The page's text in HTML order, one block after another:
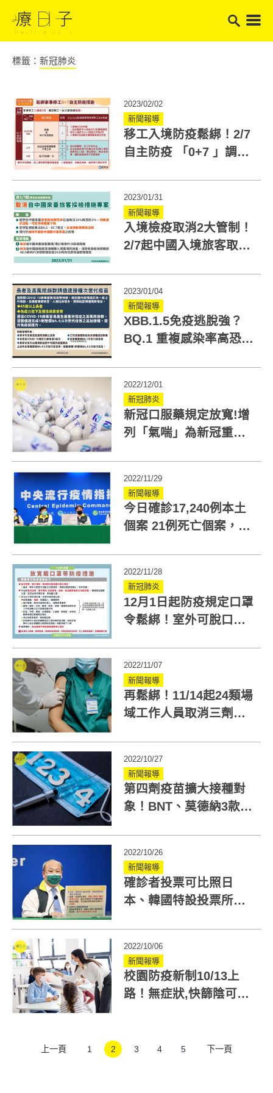
標籤： 新冠肺炎
2023/02/02
新聞報導
移工入境防疫鬆綁！2/7
自主防疫 「0+7 」調整
2023/01/31
新聞報導
入境檢疫取消2大管制！
2/7起中國入境旅客取消
2023/01/04
新聞報導
XBB.1.5免疫逃脫強？
BQ.1 重複感染率高恐釀
2022/12/01
新冠肺炎
新冠口服藥規定放寬!增
列「氣喘」為新冠重症
2022/11/29
新聞報導
今日確診17,240例本土
個案 21例死亡個案，另
2022/11/28
新冠肺炎
12月1日起防疫規定口罩
令鬆綁！室外可脫口
2022/11/07
新聞報導
再鬆綁！11/14起24類場
域工作人員取消三劑
2022/10/27
新聞報導
第四劑疫苗擴大接種對
象！BNT、莫德納3款雙
2022/10/26
新聞報導
確診者投票可比照日
本、韓國特設投票所？
2022/10/06
新聞報導
校園防疫新制10/13上
路！無症狀,快篩陰可到
上一頁 1 2 3 4 5 下一頁